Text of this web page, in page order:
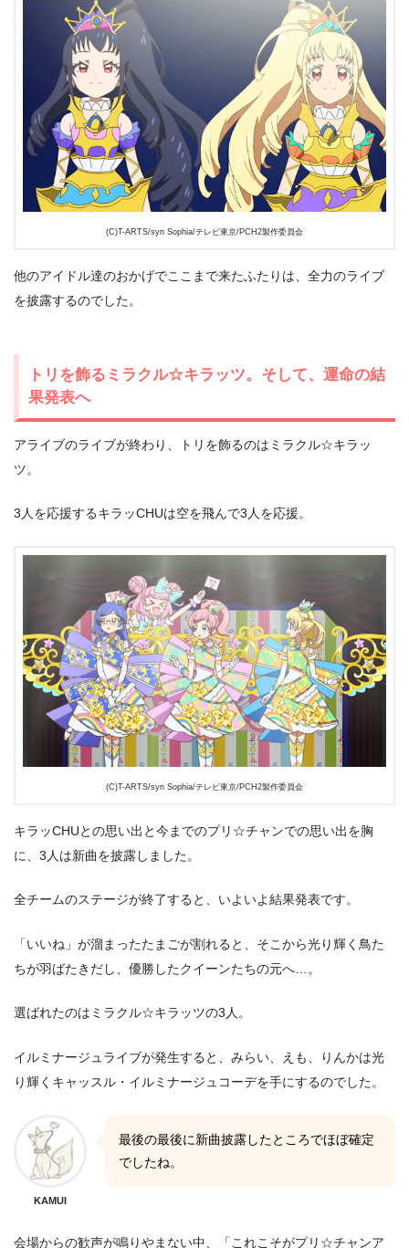
(C)T-ARTS/syn Sophia/テレビ東京/PCH2製作委員会
他のアイドル達のおかげでここまで来たふたりは、全力のライブ
を披露するのでした。
トリを飾るミラクル☆キラッツ。そして、運命の結
果発表へ
アライブのライブが終わり、トリを飾るのはミラクル☆キラッ
ツ。
3人を応援するキラッCHUは空を飛んで3人を応援。
(C)T-ARTS/syn Sophia/テレビ東京/PCH2製作委員会
キラッCHUとの思い出と今までのプリ☆チャンでの思い出を胸
に、3人は新曲を披露しました。
全チームのステージが終了すると、いよいよ結果発表です。
「いいね」が溜まったたまごが割れると、そこから光り輝く鳥た
ちが羽ばたきだし、優勝したクイーンたちの元へ…。
選ばれたのはミラクル☆キラッツの3人。
イルミナージュライブが発生すると、みらい、えも、りんかは光
り輝くキャッスル・イルミナージュコーデを手にするのでした。
KAMUI
最後の最後に新曲披露したところでほぼ確定
でしたね。
会場からの歓声が鳴りやまない中、「これこそがプリ☆チャンア